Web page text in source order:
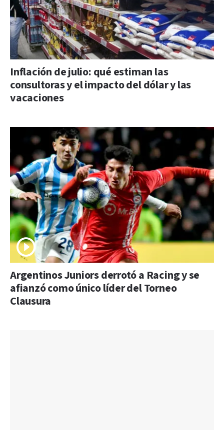
Inflación de julio: qué estiman las
consultoras y el impacto del dólar y las
vacaciones
Argentinos Juniors derrotó a Racing y se
afianzó como único líder del Torneo
Clausura